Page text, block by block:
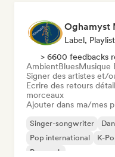
Oghamyst
Label,
> 6600 feedbacks
AmbientBluesMusique
Signer des artistes et/
Ecrire des retours
morceaux
Ajouter dans ma/mes
Singer-songwriter
Pop international
K-
Pop rock